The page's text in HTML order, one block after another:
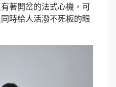
著開岔的法式心機，可
時給人活潑不死板的眼